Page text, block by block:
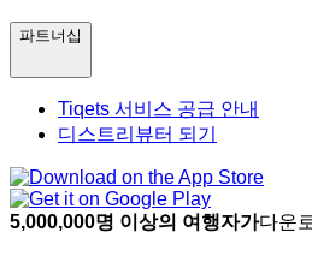
파트너십
Tiqets 서비스 공급 안내
디스트리뷰터 되기
5,000,000명 이상의 여행자가다운